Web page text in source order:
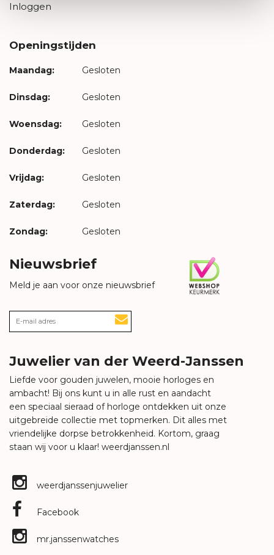
Inloggen
Openingstijden
Maandag: Gesloten
Dinsdag: Gesloten
Woensdag: Gesloten
Donderdag: Gesloten
Vrijdag: Gesloten
Zaterdag: Gesloten
Zondag: Gesloten
Nieuwsbrief
Meld je aan voor onze nieuwsbrief
Juwelier van der Weerd-Janssen
Liefde voor gouden juwelen, mooie horloges en
ambacht! Bij ons kunt u in alle rust en aandacht
een speciaal sieraad of horloge ontdekken uit onze
uitgebreide collectie met topmerken. Dit alles met
vriendelijke dorpse betrokkenheid. Kortom, graag
staan wij voor u klaar! weerdjanssen.nl
weerdjanssenjuwelier
Facebook
mr.janssenwatches